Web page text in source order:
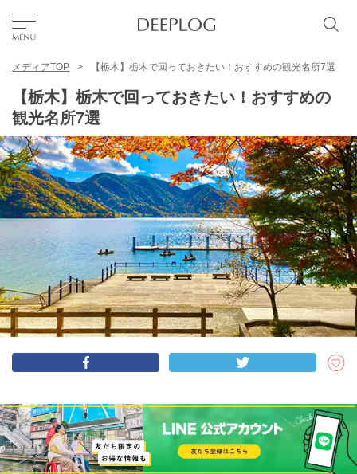
TOP
エリア
カテゴリー
日本語
USD
DEEPLOGとは
プライバシーポリシー
お問い合わせ
メディアTOP 【栃木】栃木で回っておきたい！おすすめの観光名所7選
【栃木】栃木で回っておきたい！おすすめの
観光名所7選